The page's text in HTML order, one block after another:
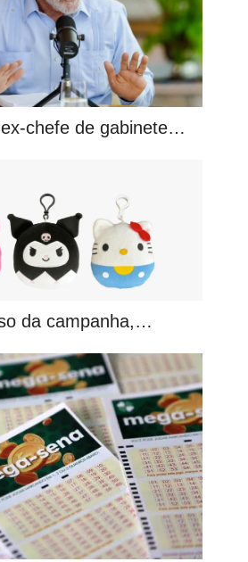
chefe de gabinete…
da campanha,…